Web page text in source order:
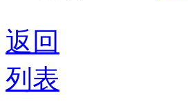
返回
列表